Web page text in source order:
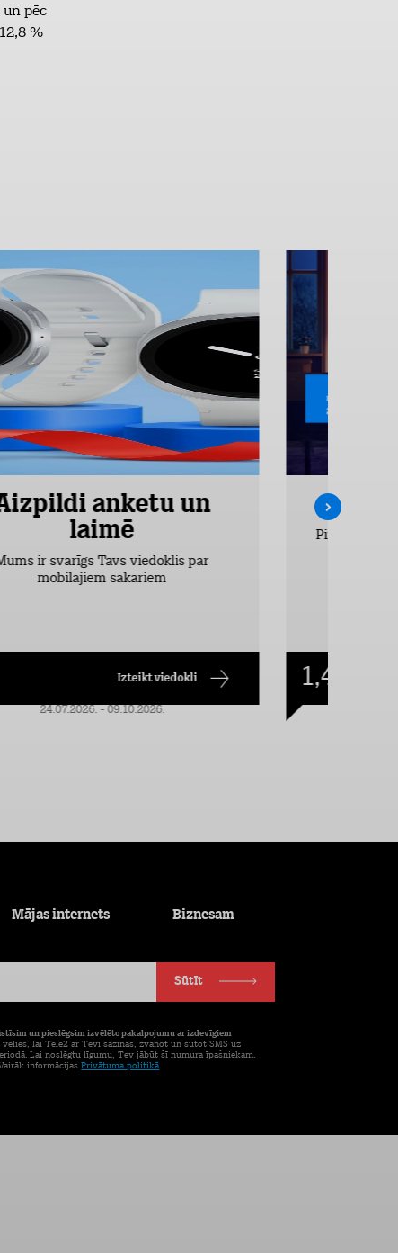
pēc
%
anketu un
laimē
ir svarīgs Tavs viedoklis par
mobilajiem sakariem
Izteikt viedokli
24.07.2026. - 09.10.2026.
Pirmos 2
1,49
Mājas internets Biznesam
Sūtīt
un pieslēgsim izvēlēto pakalpojumu ar izdevīgiem
lai Tele2 ar Tevi sazinās, zvanot un sūtot SMS uz
Lai noslēgtu līgumu, Tev jābūt šī numura īpašniekam.
informācijasPrivātuma politikā.